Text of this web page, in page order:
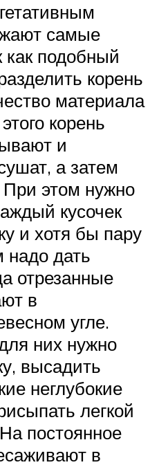
самые
как подобный
корень
материала
корень
и
а затем
При этом нужно
кусочек
и хотя бы пару
надо дать
отрезанные
в
угле.
них нужно
высадить
неглубокие
легкой
постоянное
в